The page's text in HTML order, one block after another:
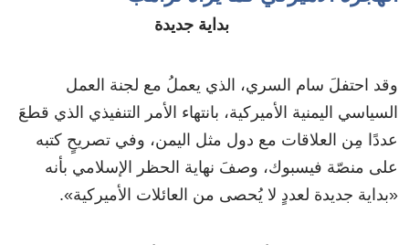
بداية جديدة
وقد احتفلَ سام السري، الذي يعملُ مع لجنة العمل
السياسي اليمنية الأميركية، بانتهاء الأمر التنفيذي الذي قطعَ
عددًا مِن العلاقات مع دول مثل اليمن، وفي تصريحٍ كتبه
على منصّة فيسبوك، وصفَ نهاية الحظر الإسلامي بأنه
«بداية جديدة لعددٍ لا يُحصى من العائلات الأميركية».